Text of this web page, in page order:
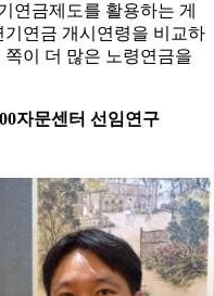
연금제도를 활용하는 게
기연금 개시연령을 비교하
쪽이 더 많은 노령연금을
자문센터 선임연구